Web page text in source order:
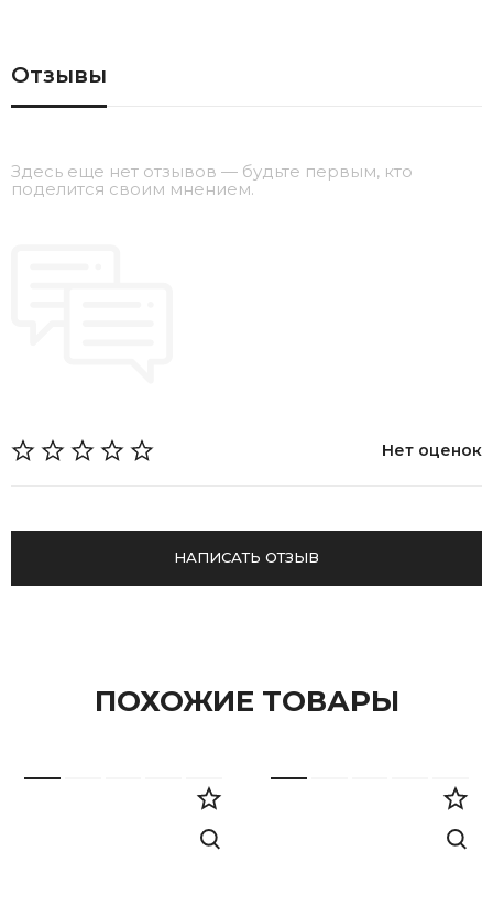
Отзывы
Здесь еще нет отзывов — будьте первым, кто
поделится своим мнением.
Нет оценок
НАПИСАТЬ ОТЗЫВ
ПОХОЖИЕ ТОВАРЫ